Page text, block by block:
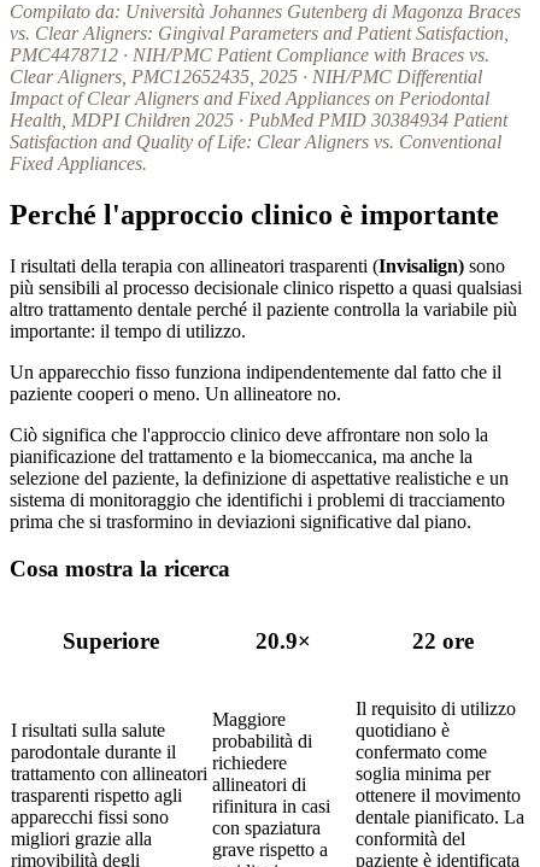
Compilato da: Università Johannes Gutenberg di Magonza Braces
vs. Clear Aligners: Gingival Parameters and Patient Satisfaction,
PMC4478712 · NIH/PMC Patient Compliance with Braces vs.
Clear Aligners, PMC12652435, 2025 · NIH/PMC Differential
Impact of Clear Aligners and Fixed Appliances on Periodontal
Health, MDPI Children 2025 · PubMed PMID 30384934 Patient
Satisfaction and Quality of Life: Clear Aligners vs. Conventional
Fixed Appliances.
Perché l'approccio clinico è importante
I risultati della terapia con allineatori trasparenti (Invisalign) sono
più sensibili al processo decisionale clinico rispetto a quasi qualsiasi
altro trattamento dentale perché il paziente controlla la variabile più
importante: il tempo di utilizzo.
Un apparecchio fisso funziona indipendentemente dal fatto che il
paziente cooperi o meno. Un allineatore no.
Ciò significa che l'approccio clinico deve affrontare non solo la
pianificazione del trattamento e la biomeccanica, ma anche la
selezione del paziente, la definizione di aspettative realistiche e un
sistema di monitoraggio che identifichi i problemi di tracciamento
prima che si trasformino in deviazioni significative dal piano.
Cosa mostra la ricerca
Superiore 20.9× 22 ore
I risultati sulla salute
parodontale durante il
trattamento con allineatori
trasparenti rispetto agli
apparecchi fissi sono
migliori grazie alla
rimovibilità degli
Maggiore
probabilità di
richiedere
allineatori di
rifinitura in casi
con spaziatura
grave rispetto a
Il requisito di utilizzo
quotidiano è
confermato come
soglia minima per
ottenere il movimento
dentale pianificato. La
conformità del
paziente è identificata